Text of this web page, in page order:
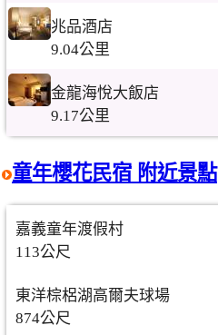
兆品酒店
9.04公里
金龍海悅大飯店
9.17公里
童年櫻花民宿 附近景點
嘉義童年渡假村
113公尺
東洋棕梠湖高爾夫球場
874公尺